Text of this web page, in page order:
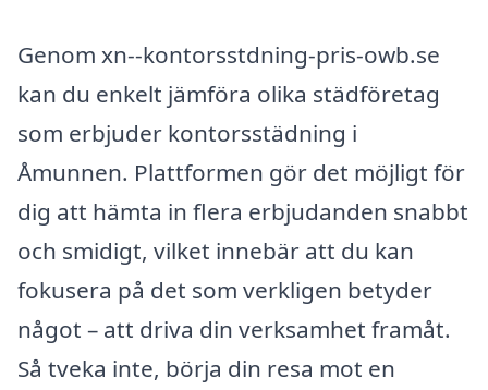
Genom xn--kontorsstdning-pris-owb.se
kan du enkelt jämföra olika städföretag
som erbjuder kontorsstädning i
Åmunnen. Plattformen gör det möjligt för
dig att hämta in flera erbjudanden snabbt
och smidigt, vilket innebär att du kan
fokusera på det som verkligen betyder
något – att driva din verksamhet framåt.
Så tveka inte, börja din resa mot en